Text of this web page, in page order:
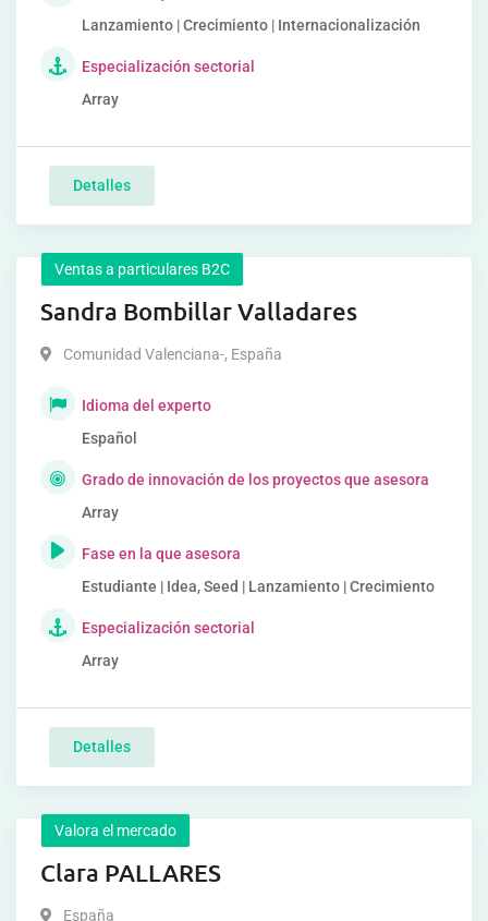
Lanzamiento | Crecimiento | Internacionalización
Especialización sectorial
Array
Detalles
Ventas a particulares B2C
Sandra Bombillar Valladares
Comunidad Valenciana-, España
Idioma del experto
Español
Grado de innovación de los proyectos que asesora
Array
Fase en la que asesora
Estudiante | Idea, Seed | Lanzamiento | Crecimiento
Especialización sectorial
Array
Detalles
Valora el mercado
Clara PALLARES
España